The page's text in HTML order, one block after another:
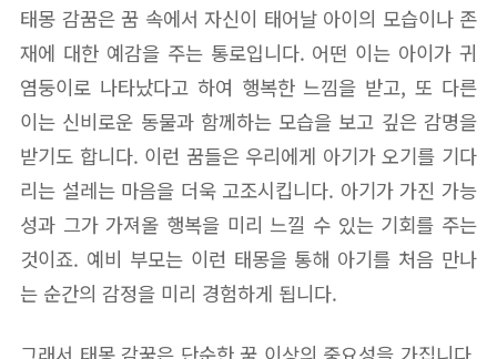
태몽 감꿈은 꿈 속에서 자신이 태어날 아이의 모습이나 존
재에 대한 예감을 주는 통로입니다. 어떤 이는 아이가 귀
염둥이로 나타났다고 하여 행복한 느낌을 받고, 또 다른
이는 신비로운 동물과 함께하는 모습을 보고 깊은 감명을
받기도 합니다. 이런 꿈들은 우리에게 아기가 오기를 기다
리는 설레는 마음을 더욱 고조시킵니다. 아기가 가진 가능
성과 그가 가져올 행복을 미리 느낄 수 있는 기회를 주는
것이죠. 예비 부모는 이런 태몽을 통해 아기를 처음 만나
는 순간의 감정을 미리 경험하게 됩니다.